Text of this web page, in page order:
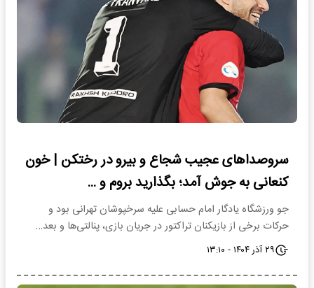
سروصداهای عجیب شجاع و بیرو در رختکن | خون
کنعانی به جوش آمد؛ بگذارید بروم و ...
جو ورزشگاه یادگار امام حسابی علیه سرخپوشان تهرانی بود و
حرکات برخی از بازیکنان تراکتور در جریان بازی، پنالتی‌ها و بعد…
۲۹ آذر ۱۴۰۴ - ۱۳:۱۰